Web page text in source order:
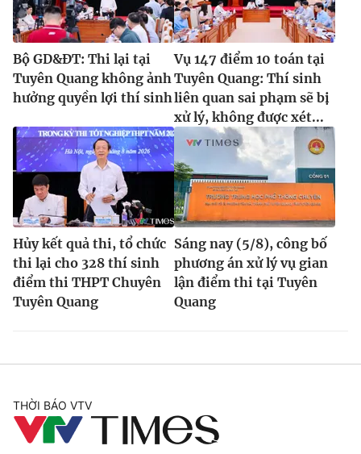
Bộ GD&ĐT: Thi lại tại
Tuyên Quang không ảnh
hưởng quyền lợi thí sinh
Vụ 147 điểm 10 toán tại
Tuyên Quang: Thí sinh
liên quan sai phạm sẽ bị
xử lý, không được xét...
Hủy kết quả thi, tổ chức
thi lại cho 328 thí sinh
điểm thi THPT Chuyên
Tuyên Quang
Sáng nay (5/8), công bố
phương án xử lý vụ gian
lận điểm thi tại Tuyên
Quang
THỜI BÁO VTV